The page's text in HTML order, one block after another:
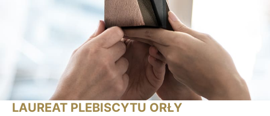
LAUREAT PLEBISCYTU ORŁY